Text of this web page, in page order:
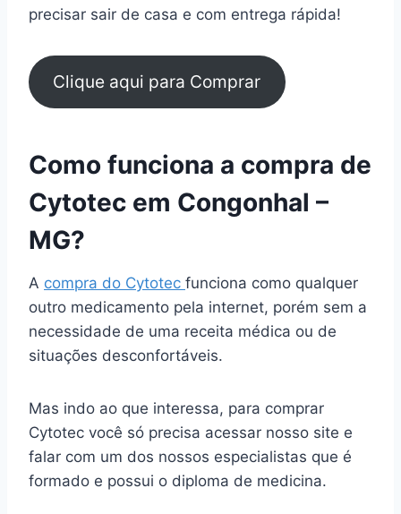
precisar sair de casa e com entrega rápida!
Clique aqui para Comprar
Como funciona a compra de
Cytotec em Congonhal –
MG?
A compra do Cytotec funciona como qualquer
outro medicamento pela internet, porém sem a
necessidade de uma receita médica ou de
situações desconfortáveis.
Mas indo ao que interessa, para comprar
Cytotec você só precisa acessar nosso site e
falar com um dos nossos especialistas que é
formado e possui o diploma de medicina.